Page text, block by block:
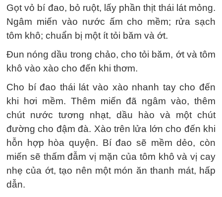
Gọt vỏ bí đao, bỏ ruột, lấy phần thịt thái lát mỏng.
Ngâm miến vào nước ấm cho mềm; rửa sạch
tôm khô; chuẩn bị một ít tỏi băm và ớt.
Đun nóng dầu trong chảo, cho tỏi băm, ớt và tôm
khô vào xào cho đến khi thơm.
Cho bí đao thái lát vào xào nhanh tay cho đến
khi hơi mềm. Thêm miến đã ngâm vào, thêm
chút nước tương nhạt, dầu hào và một chút
đường cho đậm đà. Xào trên lửa lớn cho đến khi
hỗn hợp hòa quyện. Bí đao sẽ mềm dẻo, còn
miến sẽ thấm đẫm vị mặn của tôm khô và vị cay
nhẹ của ớt, tạo nên một món ăn thanh mát, hấp
dẫn.